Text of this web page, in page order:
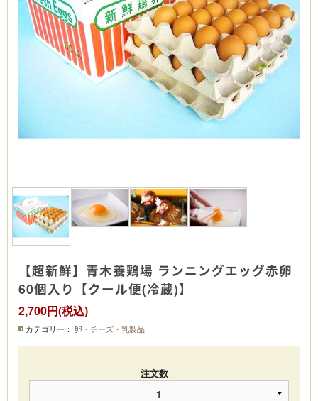
【超新鮮】青木養鶏場 ランニングエッグ赤卵
60個入り【クール便(冷蔵)】
2,700円(税込)
カテゴリー： 卵・チーズ・乳製品
注文数